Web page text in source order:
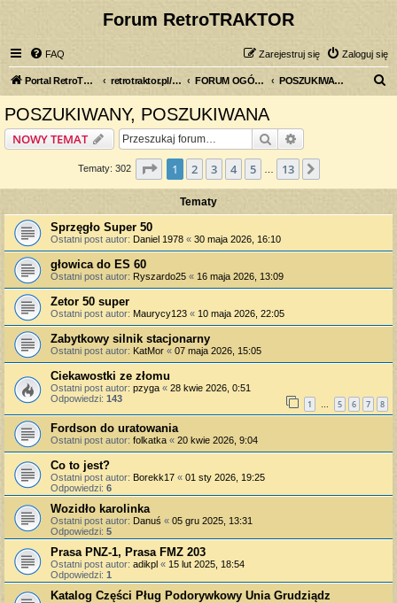
Forum RetroTRAKTOR
FAQ Zaloguj się
Zarejestruj się
Portal RetroTRAKTOR.pl retrotraktor.pl/forum FORUM OGÓLNE POSZUKIWANY, POSZUKIWANA
POSZUKIWANY, POSZUKIWANA
NOWY TEMAT Szukaj
Tematy: 302 Strona1 z13
1 2 3 4 5 13
Tematy
Sprzęgło Super 50
Ostatni post autor: Daniel 1978 « 30 maja 2026, 16:10
głowica do ES 60
Ostatni post autor: Ryszardo25 « 16 maja 2026, 13:09
Zetor 50 super
Ostatni post autor: Maurycy123 « 10 maja 2026, 22:05
Zabytkowy silnik stacjonarny
Ostatni post autor: KatMor « 07 maja 2026, 15:05
Ciekawostki ze złomu
Ostatni post autor: pzyga « 28 kwie 2026, 0:51
Odpowiedzi: 143 1 … 5 6 7 8
Fordson do uratowania
Ostatni post autor: folkatka « 20 kwie 2026, 9:04
Co to jest?
Ostatni post autor: Borekk17 « 01 sty 2026, 19:25
Odpowiedzi: 6
Wozidło karolinka
Ostatni post autor: Danuś « 05 gru 2025, 13:31
Odpowiedzi: 5
Prasa PNZ-1, Prasa FMZ 203
Ostatni post autor: adikpl « 15 lut 2025, 18:54
Odpowiedzi: 1
Katalog Części Pług Podorywkowy Unia Grudziądz